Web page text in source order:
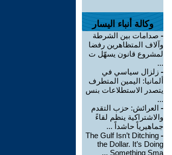
وكالة أنباء اليسار
- صدامات بين الشرطة
وآلاف المتظاهرين رفضا
لمشروع قانون يسهّل ت
...
- زلزال سياسي في
ألمانيا: اليمين المتطرف
يتصدر الاستطلاعات بنس
...
- العرائش: حزب التقدم
والاشتراكية ينظم لقاءً
جماهيرياً حاشداً ...
-
The Gulf Isn’t Ditching
the Dollar. It’s Doing
Something Sma ...